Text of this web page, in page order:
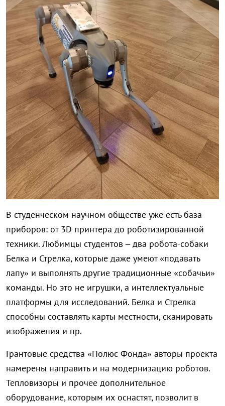
В студенческом научном обществе уже есть база
приборов: от 3D принтера до роботизированной
техники. Любимцы студентов – два робота-собаки
Белка и Стрелка, которые даже умеют «подавать
лапу» и выполнять другие традиционные «собачьи»
команды. Но это не игрушки, а интеллектуальные
платформы для исследований. Белка и Стрелка
способны составлять карты местности, сканировать
изображения и пр.
Грантовые средства «Полюс Фонда» авторы проекта
намерены направить и на модернизацию роботов.
Тепловизоры и прочее дополнительное
оборудование, которым их оснастят, позволит в